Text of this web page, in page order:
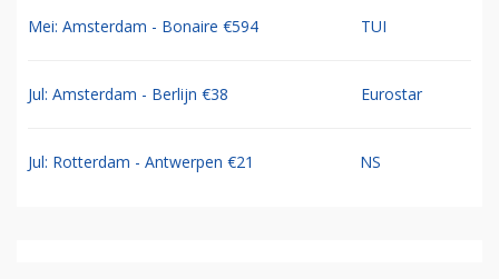
Mei: Amsterdam - Bonaire €594 TUI
Jul: Amsterdam - Berlijn €38 Eurostar
Jul: Rotterdam - Antwerpen €21 NS